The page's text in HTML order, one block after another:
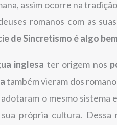
assim ocorre na
romanos com as
de Sincretismo é algo
inglesa ter origem nos
também vieram dos
o mesmo sistema
própria cultura. Dessa